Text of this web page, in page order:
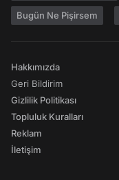
Bugün Ne Pişirsem
Hakkımızda
Geri Bildirim
Gizlilik Politikası
Topluluk Kuralları
Reklam
İletişim